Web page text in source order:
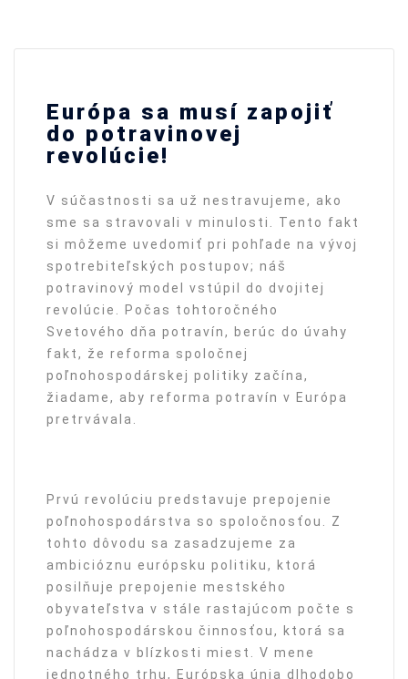
Európa sa musí zapojiť
do potravinovej
revolúcie!
V súčastnosti sa už nestravujeme, ako
sme sa stravovali v minulosti. Tento fakt
si môžeme uvedomiť pri pohľade na vývoj
spotrebiteľských postupov; náš
potravinový model vstúpil do dvojitej
revolúcie. Počas tohtoročného
Svetového dňa potravín, berúc do úvahy
fakt, že reforma spoločnej
poľnohospodárskej politiky začína,
žiadame, aby reforma potravín v Európa
pretrvávala.
Prvú revolúciu predstavuje prepojenie
poľnohospodárstva so spoločnosťou. Z
tohto dôvodu sa zasadzujeme za
ambicióznu európsku politiku, ktorá
posilňuje prepojenie mestského
obyvateľstva v stále rastajúcom počte s
poľnohospodárskou činnosťou, ktorá sa
nachádza v blízkosti miest. V mene
jednotného trhu, Európska únia dlhodobo